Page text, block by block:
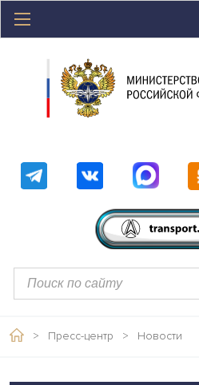
> Пресс-центр > Новости